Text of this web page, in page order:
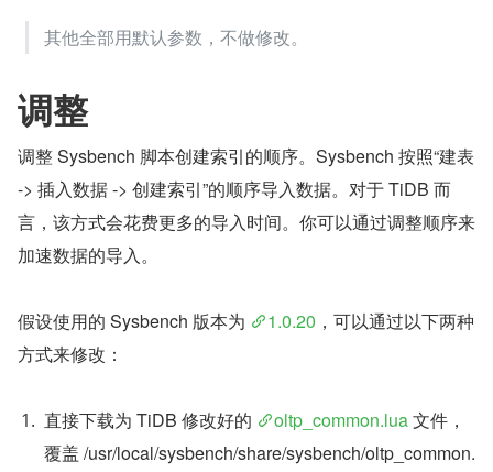
其他全部用默认参数，不做修改。
调整
调整 Sysbench 脚本创建索引的顺序。Sysbench 按照“建表
-> 插入数据 -> 创建索引”的顺序导入数据。对于 TiDB 而
言，该方式会花费更多的导入时间。你可以通过调整顺序来
加速数据的导入。
假设使用的 Sysbench 版本为 1.0.20 ，可以通过以下两种
方式来修改：
直接下载为 TiDB 修改好的 oltp_common.lua 文件，
覆盖 /usr/local/sysbench/share/sysbench/oltp_common.